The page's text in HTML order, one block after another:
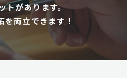
トがあります。
両立できます！